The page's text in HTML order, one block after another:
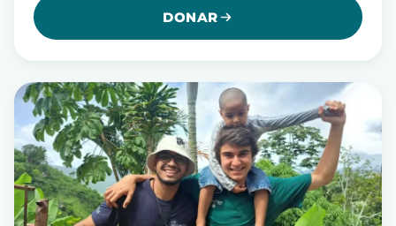
DONAR